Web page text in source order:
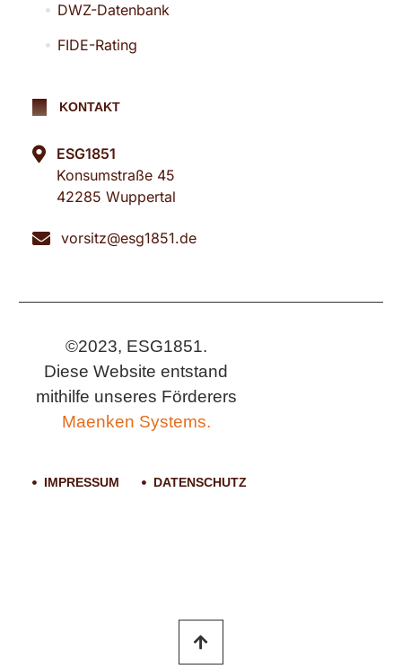
DWZ-Datenbank
FIDE-Rating
KONTAKT
ESG1851
Konsumstraße 45
42285 Wuppertal
vorsitz@esg1851.de
©2023, ESG1851.
Diese Website entstand
mithilfe unseres Förderers
Maenken Systems.
IMPRESSUM DATENSCHUTZ